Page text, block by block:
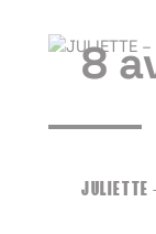
8
JULIETTE